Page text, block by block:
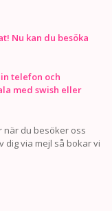
Nu kan du besöka
telefon och
med swish eller
när du besöker oss
dig via mejl så bokar vi